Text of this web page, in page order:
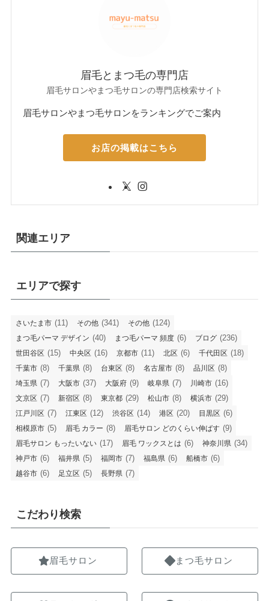
眉毛とまつ毛の専門店
眉毛サロンやまつ毛サロンの専門店検索サイト
眉毛サロンやまつ毛サロンをランキングでご案内
お店の掲載はこちら
関連エリア
エリアで探す
さいたま市 (11) その他 (341) その他 (124)
まつ毛パーマ デザイン (40) まつ毛パーマ 頻度 (6) ブログ (236)
世田谷区 (15) 中央区 (16) 京都市 (11) 北区 (6) 千代田区 (18)
千葉市 (8) 千葉県 (8) 台東区 (8) 名古屋市 (8) 品川区 (8)
埼玉県 (7) 大阪市 (37) 大阪府 (9) 岐阜県 (7) 川崎市 (16)
文京区 (7) 新宿区 (8) 東京都 (29) 松山市 (8) 横浜市 (29)
江戸川区 (7) 江東区 (12) 渋谷区 (14) 港区 (20) 目黒区 (6)
相模原市 (5) 眉毛 カラー (8) 眉毛サロン どのくらい伸ばす (9)
眉毛サロン もったいない (17) 眉毛 ワックスとは (6) 神奈川県 (34)
神戸市 (6) 福井県 (5) 福岡市 (7) 福島県 (6) 船橋市 (6)
越谷市 (6) 足立区 (5) 長野県 (7)
こだわり検索
眉毛サロン まつ毛サロン